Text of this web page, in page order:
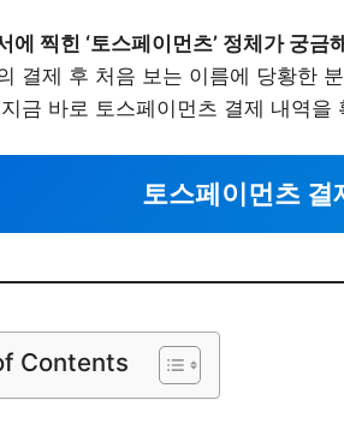
에 찍힌 ‘토스페이먼츠’ 정체가 궁
결제 후 처음 보는 이름에 당황한
금 바로 토스페이먼츠 결제 내역을
토스페이먼츠 결
Contents